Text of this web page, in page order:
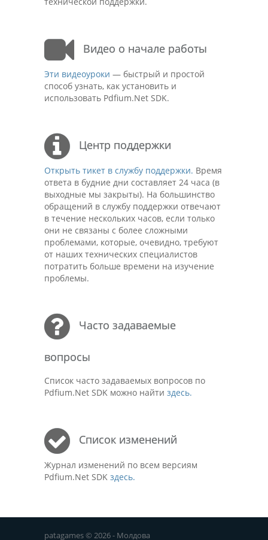
Видео о начале работы
Эти видеоуроки — быстрый и простой
способ узнать, как установить и
использовать Pdfium.Net SDK.
Центр поддержки
Открыть тикет в службу поддержки. Время
ответа в будние дни составляет 24 часа (в
выходные мы закрыты). На большинство
обращений в службу поддержки отвечают
в течение нескольких часов, если только
они не связаны с более сложными
проблемами, которые, очевидно, требуют
от наших технических специалистов
потратить больше времени на изучение
проблемы.
Часто задаваемые
вопросы
Список часто задаваемых вопросов по
Pdfium.Net SDK можно найти здесь.
Список изменений
Журнал изменений по всем версиям
Pdfium.Net SDK здесь.
patagames © 2026 - Молдова